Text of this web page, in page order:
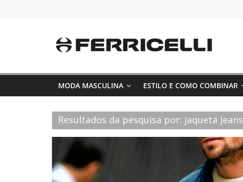
MODA MASCULINA ESTILO E COMO COMBINAR
Resultados da pesquisa por: jaqueta jeans